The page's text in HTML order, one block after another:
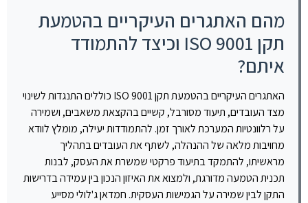
מהם האתגרים העיקריים בהטמעת
תקן ISO 9001 וכיצד להתמודד
איתם?
האתגרים העיקריים בהטמעת תקן ISO 9001 כוללים התנגדות לשינוי
מצד העובדים, תיעוד מסורבל, קשיים בהקצאת משאבים, ושמירה
על רלוונטיות המערכת לאורך זמן. להתמודדות יעילה, מומלץ לוודא
מחויבות מלאה של ההנהלה, לשתף את העובדים בתהליך
מראשיתו, להתמקד בתיעוד פרקטי שמשרת את העסק, לבנות
תכנית הטמעה מדורגת, ולמצוא את האיזון הנכון בין עמידה בדרישות
התקן לבין שמירה על הגמישות העסקית. חמדאן ג'לולי מסייע